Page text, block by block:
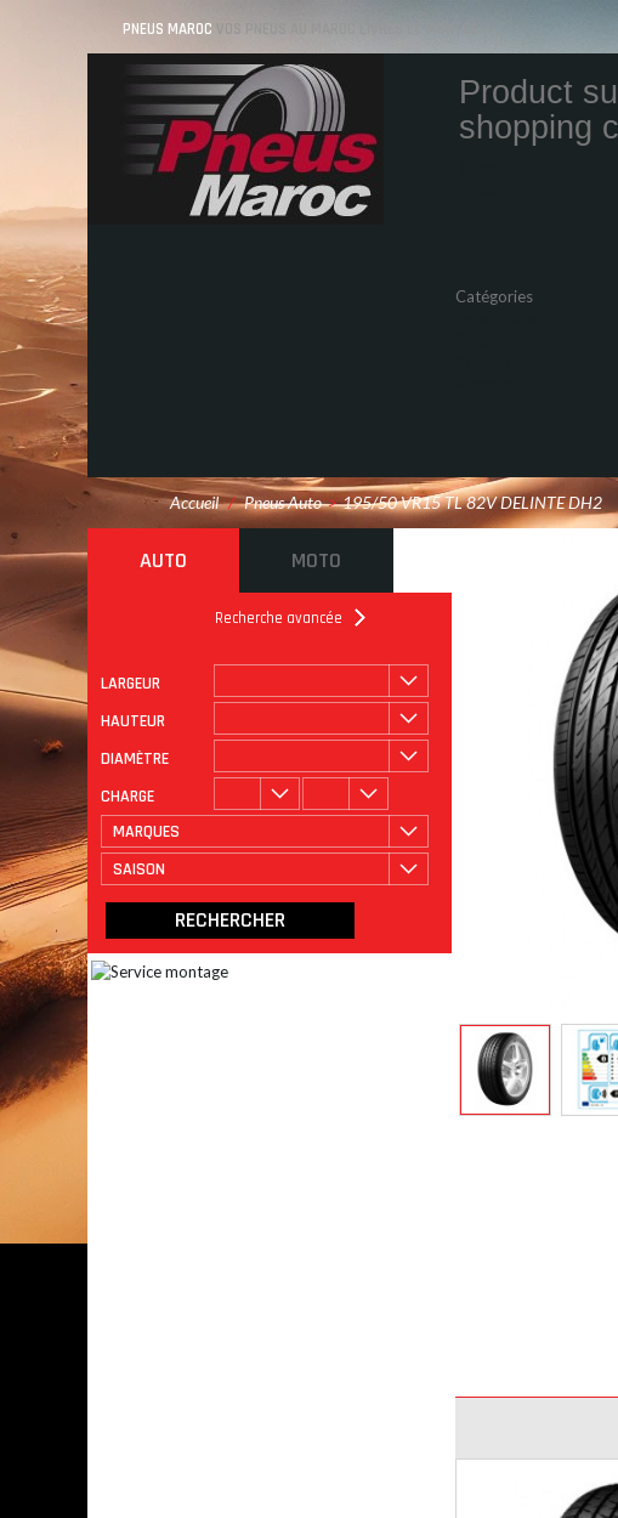
PNEUS MAROC VOS PNEUS AU MAROC LIVRÉS ET MONTÉS
Product
shopping
Catégories
Accueil / Pneus Auto > 195/50 VR15 TL 82V DELINTE DH2
AUTO MOTO
Recherche avancée
LARGEUR
HAUTEUR
DIAMÈTRE
CHARGE
MARQUES
SAISON
ROULAGE À PLAT